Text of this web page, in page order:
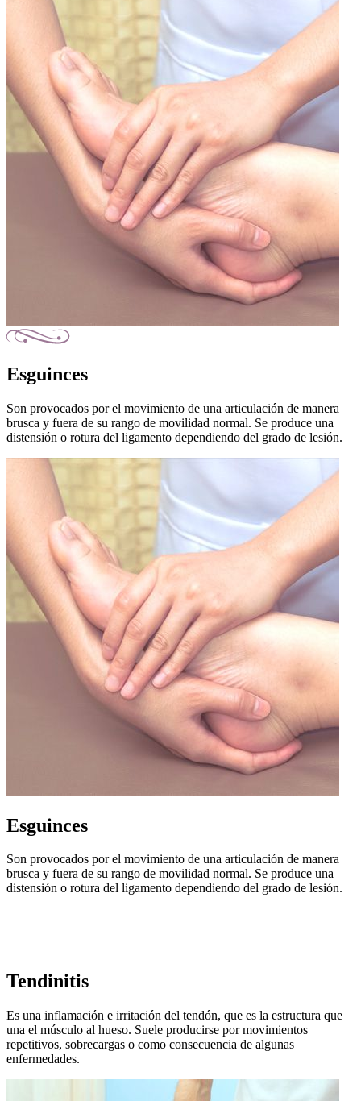
Esguinces
Son provocados por el movimiento de una articulación de manera
brusca y fuera de su rango de movilidad normal. Se produce una
distensión o rotura del ligamento dependiendo del grado de lesión.
Esguinces
Son provocados por el movimiento de una articulación de manera
brusca y fuera de su rango de movilidad normal. Se produce una
distensión o rotura del ligamento dependiendo del grado de lesión.
Tendinitis
Es una inflamación e irritación del tendón, que es la estructura que
una el músculo al hueso. Suele producirse por movimientos
repetitivos, sobrecargas o como consecuencia de algunas
enfermedades.